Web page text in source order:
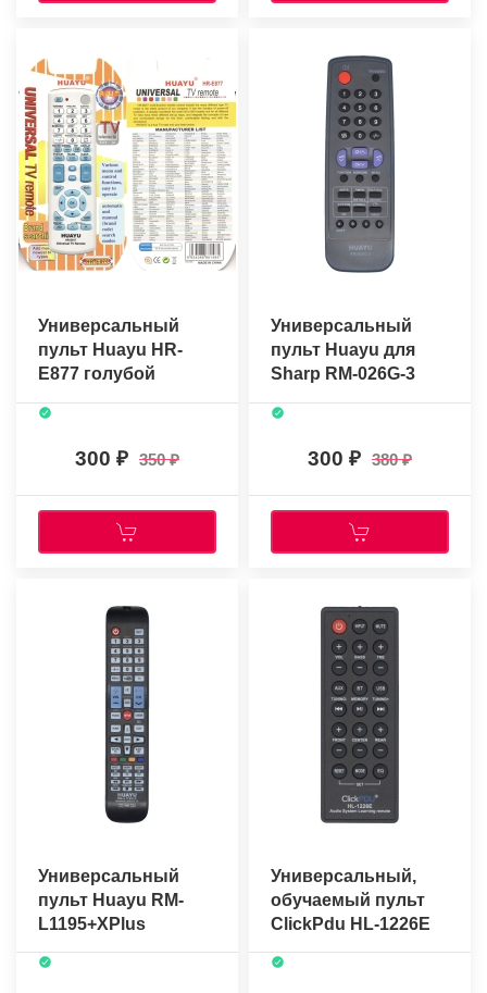
Универсальный
пульт Huayu HR-
E877 голубой
300 350
Универсальный
пульт Huayu для
Sharp RM-026G-3
300 380
Универсальный
пульт Huayu RM-
L1195+XPlus
ver.2023 (для TV
разных брендов)
Универсальный,
обучаемый пульт
ClickPdu HL-1226E